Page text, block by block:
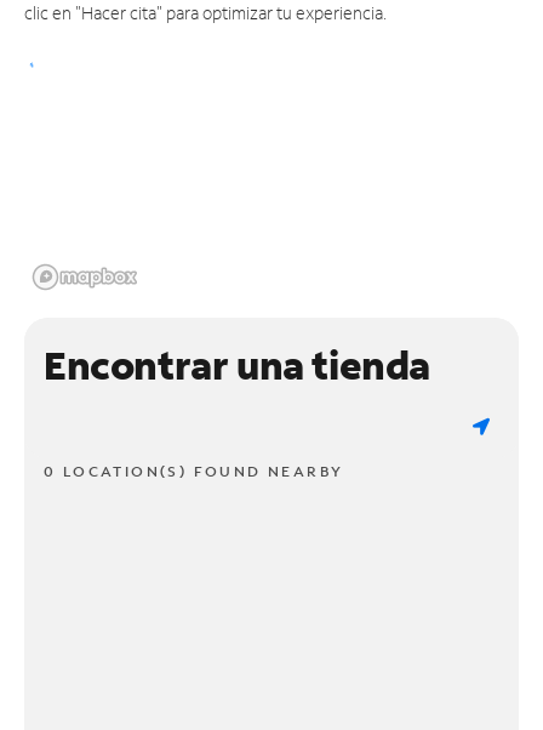
clic en "Hacer cita" para optimizar tu experiencia.
Encontrar una tienda
0 LOCATION(S) FOUND NEARBY